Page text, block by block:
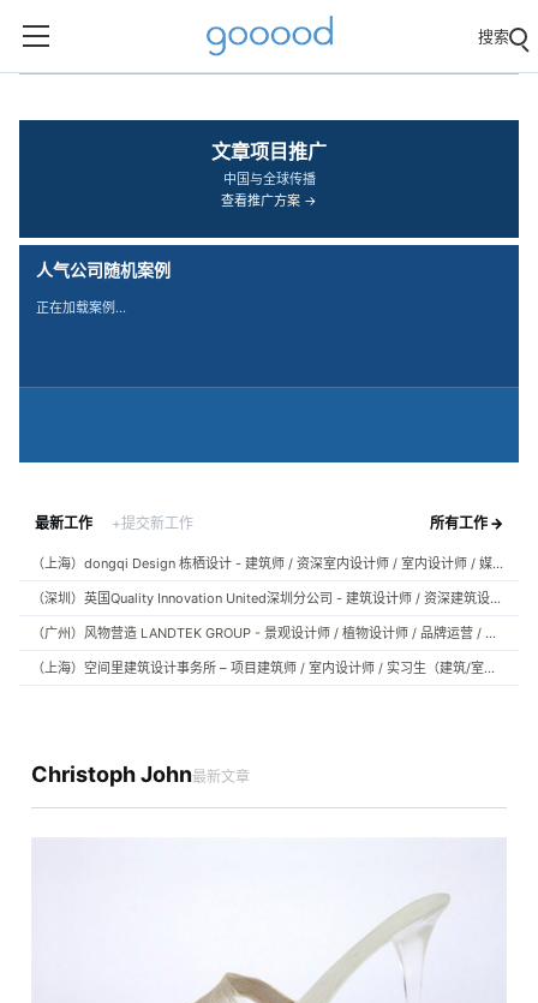
搜索
文章项目推广
中国与全球传播
查看推广方案 →
人气公司随机案例
正在加载案例…
最新工作 +提交新工作 所有工作 →
（上海）dongqi Design 栋栖设计 - 建筑师 / 资深室内设计师 / 室内设计师 / 媒体及公共关系主管 / 设计实习生（常年招聘）
（深圳）英国Quality Innovation United深圳分公司 - 建筑设计师 / 资深建筑设计师 / 室内设计师 / 设计实习生
（广州）风物营造 LANDTEK GROUP - 景观设计师 / 植物设计师 / 品牌运营 / 实习生
（上海）空间里建筑设计事务所 – 项目建筑师 / 室内设计师 / 实习生（建筑/室内）
Christoph John最新文章